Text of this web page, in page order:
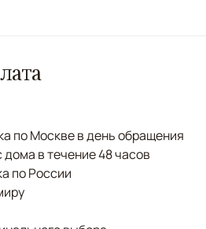
по Москве в день обращения
в течение 48 часов
по России